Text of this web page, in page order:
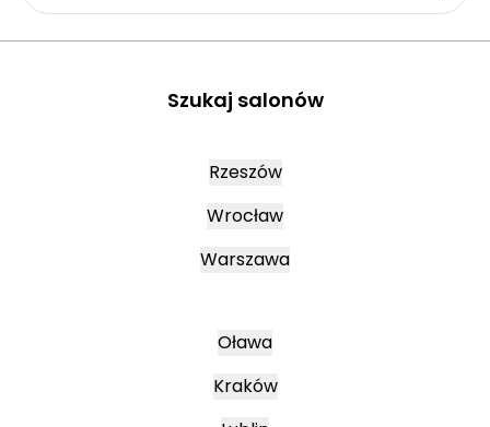
Szukaj salonów
Rzeszów
Wrocław
Warszawa
Oława
Kraków